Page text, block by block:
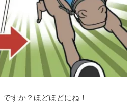
すか？ほどほどにね！